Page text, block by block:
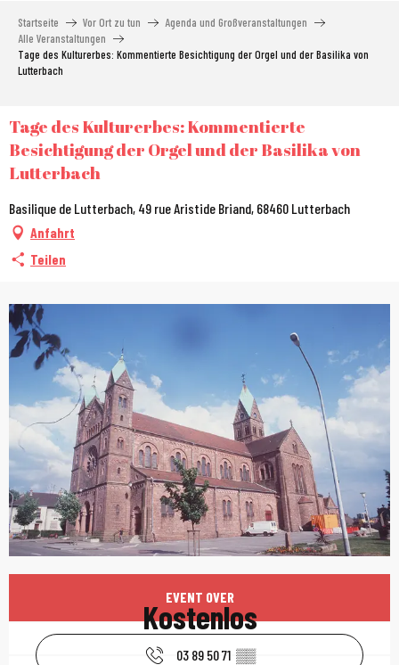
contenu
principal
Startseite Vor Ort zu tun
Agenda und Großveranstaltungen
Alle Veranstaltungen
Tage des Kulturerbes: Kommentierte Besichtigung der Orgel und der Basilika von
Lutterbach
Tage des Kulturerbes: Kommentierte
Besichtigung der Orgel und der Basilika von
Lutterbach
Basilique de Lutterbach, 49 rue Aristide Briand, 68460 Lutterbach
Anfahrt
Teilen
Öffnungszeiten &
EVENT OVER
Kostenlos
03 89 50 71 ▒▒